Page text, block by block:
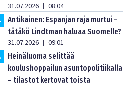
31.07.2026 | 08:04
Antikainen: Espanjan raja murtui –
tätäkö Lindtman haluaa Suomelle?
31.07.2026 | 09:01
Heinäluoma selittää
koulushoppailun asuntopolitiikalla
– tilastot kertovat toista